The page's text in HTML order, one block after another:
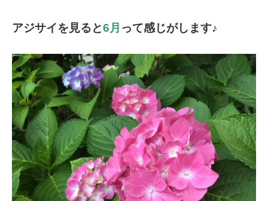
アジサイを見ると6月 って感じがします♪